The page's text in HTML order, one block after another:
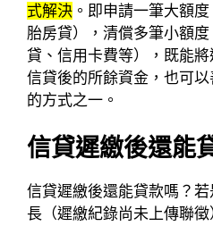
式解決 。即申請一筆大額
胎房貸），清償多筆小額
貸、信用卡費等），既能
信貸後的所餘資金，也可
的方式之一。
信貸遲繳後還能
信貸遲繳後還能貸款嗎？
長（遲繳紀錄尚未上傳聯